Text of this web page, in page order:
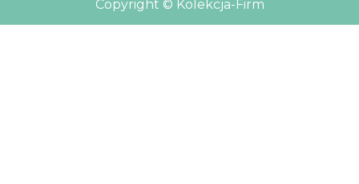
Copyright © Kolekcja-Firm